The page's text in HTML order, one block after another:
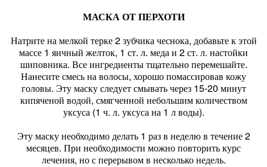
МАСКА ОТ ПЕРХОТИ
Натрите на мелкой терке 2 зубчика чеснока, добавьте к этой
массе 1 яичный желток, 1 ст. л. меда и 2 ст. л. настойки
шиповника. Все ингредиенты тщательно перемешайте.
Нанесите смесь на волосы, хорошо помассировав кожу
головы. Эту маску следует смывать через 15-20 минут
кипяченой водой, смягченной небольшим количеством
уксуса (1 ч. л. уксуса на 1 л воды).
Эту маску необходимо делать 1 раз в неделю в течение 2
месяцев. При необходимости можно повторить курс
лечения, но с перерывом в несколько недель.